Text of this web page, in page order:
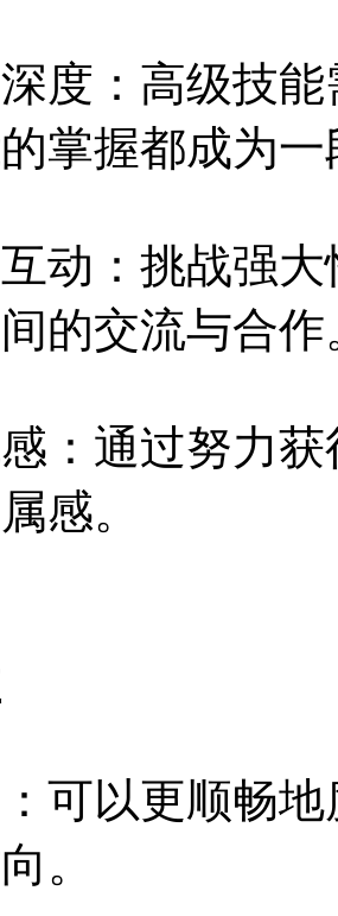
度：高级技
掌握都成为
动：挑战强
的交流与合作
：通过努力
感。
可以更顺畅
。